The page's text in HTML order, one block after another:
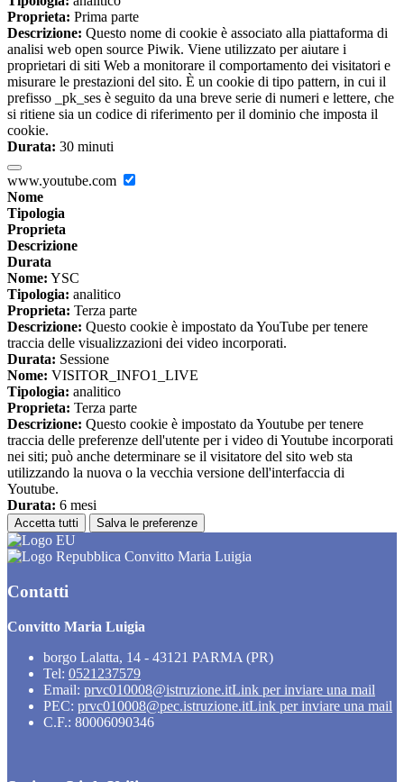
Proprieta: Prima parte
Descrizione: Questo nome di cookie è associato alla piattaforma di
analisi web open source Piwik. Viene utilizzato per aiutare i
proprietari di siti Web a monitorare il comportamento dei visitatori e
misurare le prestazioni del sito. È un cookie di tipo pattern, in cui il
prefisso _pk_ses è seguito da una breve serie di numeri e lettere, che
si ritiene sia un codice di riferimento per il dominio che imposta il
cookie.
Durata: 30 minuti
www.youtube.com
Nome
Tipologia
Proprieta
Descrizione
Durata
Nome: YSC
Tipologia: analitico
Proprieta: Terza parte
Descrizione: Questo cookie è impostato da YouTube per tenere
traccia delle visualizzazioni dei video incorporati.
Durata: Sessione
Nome: VISITOR_INFO1_LIVE
Tipologia: analitico
Proprieta: Terza parte
Descrizione: Questo cookie è impostato da Youtube per tenere
traccia delle preferenze dell'utente per i video di Youtube incorporati
nei siti; può anche determinare se il visitatore del sito web sta
utilizzando la nuova o la vecchia versione dell'interfaccia di
Youtube.
Durata: 6 mesi
Accetta tutti Salva le preferenze
Convitto Maria Luigia
Contatti
Convitto Maria Luigia
borgo Lalatta, 14 - 43121 PARMA (PR)
Tel: 0521237579
Email: prvc010008@istruzione.itLink per inviare una mail
PEC: prvc010008@pec.istruzione.itLink per inviare una mail
C.F.: 80006090346